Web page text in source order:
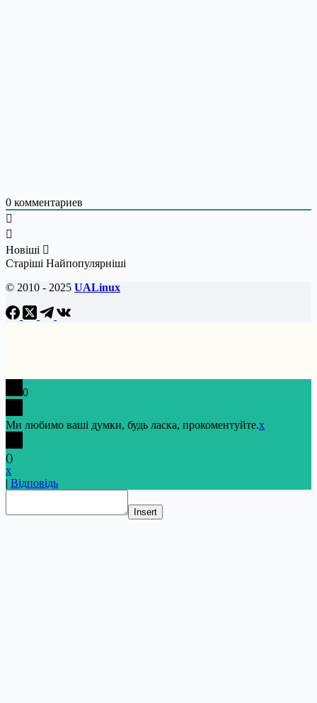
0 комментариев
Новіші
Старіші Найпопулярніші
© 2010 - 2025 UALinux
0
Ми любимо ваші думки, будь ласка, прокоментуйте.x
()
x
| Відповідь
Insert